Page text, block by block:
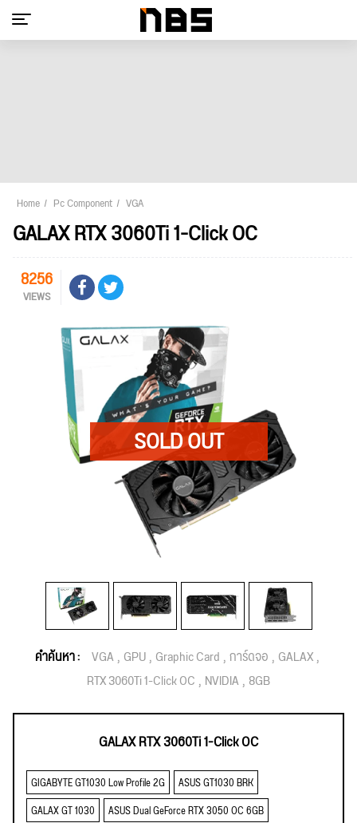
Home Pc Component VGA
GALAX RTX 3060Ti 1-Click OC
8256
VIEWS
คำค้นหา : VGA GPU Graphic Card การ์ดจอ GALAX
RTX 3060Ti 1-Click OC NVIDIA 8GB
GALAX RTX 3060Ti 1-Click OC
GIGABYTE GT1030 Low Profile 2G
ASUS GT1030 BRK
GALAX GT 1030
ASUS Dual GeForce RTX 3050 OC 6GB